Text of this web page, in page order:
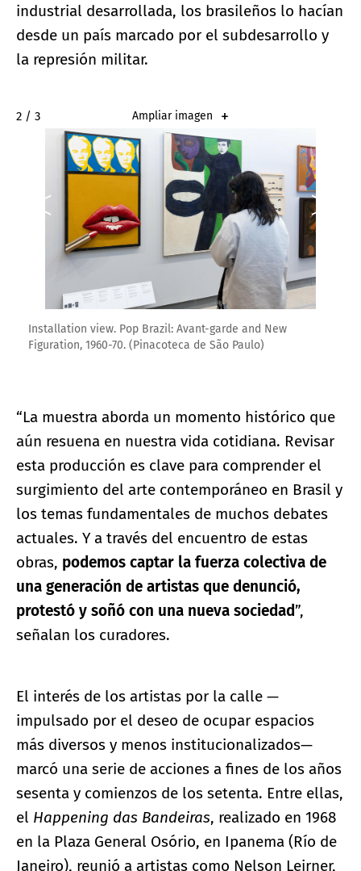
industrial desarrollada, los brasileños lo hacían
desde un país marcado por el subdesarrollo y
la represión militar.
2 / 3 Ampliar imagen
Installation view. Pop Brazil: Avant-garde and New
Figuration, 1960-70. (Pinacoteca de São Paulo)
“La muestra aborda un momento histórico que
aún resuena en nuestra vida cotidiana. Revisar
esta producción es clave para comprender el
surgimiento del arte contemporáneo en Brasil y
los temas fundamentales de muchos debates
actuales. Y a través del encuentro de estas
obras, podemos captar la fuerza colectiva de
una generación de artistas que denunció,
protestó y soñó con una nueva sociedad”,
señalan los curadores.
El interés de los artistas por la calle —
impulsado por el deseo de ocupar espacios
más diversos y menos institucionalizados—
marcó una serie de acciones a fines de los años
sesenta y comienzos de los setenta. Entre ellas,
el Happening das Bandeiras, realizado en 1968
en la Plaza General Osório, en Ipanema (Río de
Janeiro), reunió a artistas como Nelson Leirner,